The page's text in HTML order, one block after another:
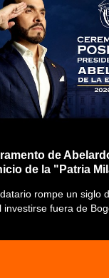
de
de la "Patria
rompe un siglo
investirse fuera de